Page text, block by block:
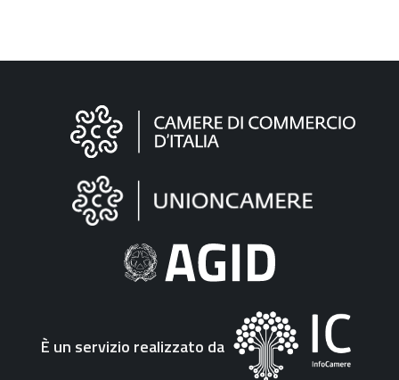
Informazioni
"Fattura
Elettronica"
È un servizio realizzato da